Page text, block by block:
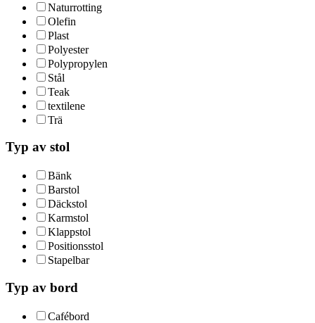
Naturrotting
Olefin
Plast
Polyester
Polypropylen
Stål
Teak
textilene
Trä
Typ av stol
Bänk
Barstol
Däckstol
Karmstol
Klappstol
Positionsstol
Stapelbar
Typ av bord
Cafébord